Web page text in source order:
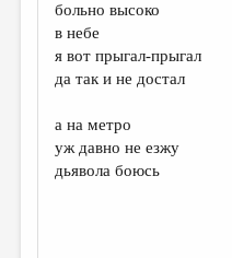
ПУБЛИЦИСТИКА
РЕЦЕНЗИРОВАНИЕ
ЦИКЛЫ ПУБЛИКАЦИЙ
ТРЕДИАКОВСКИЙ
МЕДИА
больно высоко
в небе
я вот прыгал-прыгал
да так и не достал
а на метро
уж давно не езжу
дьявола боюсь